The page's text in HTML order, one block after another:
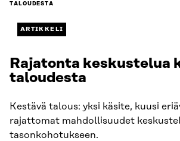
TALOUDESTA
ARTIKKELI
Rajatonta keskustelua
taloudesta
Kestävä talous: yksi käsite, kuusi
rajattomat mahdollisuudet
tasonkohotukseen.